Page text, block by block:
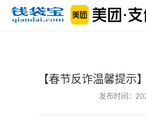
【春节反诈温馨提示
发布时间：